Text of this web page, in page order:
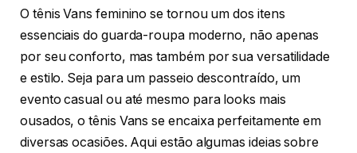
O tênis Vans feminino se tornou um dos itens
essenciais do guarda-roupa moderno, não apenas
por seu conforto, mas também por sua versatilidade
e estilo. Seja para um passeio descontraído, um
evento casual ou até mesmo para looks mais
ousados, o tênis Vans se encaixa perfeitamente em
diversas ocasiões. Aqui estão algumas ideias sobre